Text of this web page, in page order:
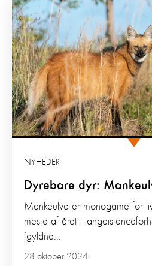
Dyrebare dyr:
NYHEDER
28 oktober 2024
Mankeulve er monogame for
meste af året i
’gyldne...